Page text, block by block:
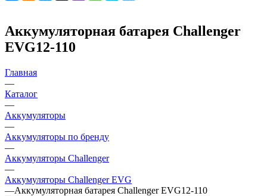
Аккумуляторная батарея Challenger
EVG12-110
Главная
—
Каталог
—
Аккумуляторы
—
Аккумуляторы по бренду
—
Аккумуляторы Challenger
—
Аккумуляторы Challenger EVG
—Аккумуляторная батарея Challenger EVG12-110